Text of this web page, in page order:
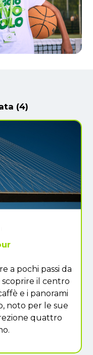
(4)
a pochi passi da
il centro
e i panorami
noto per le sue
quattro